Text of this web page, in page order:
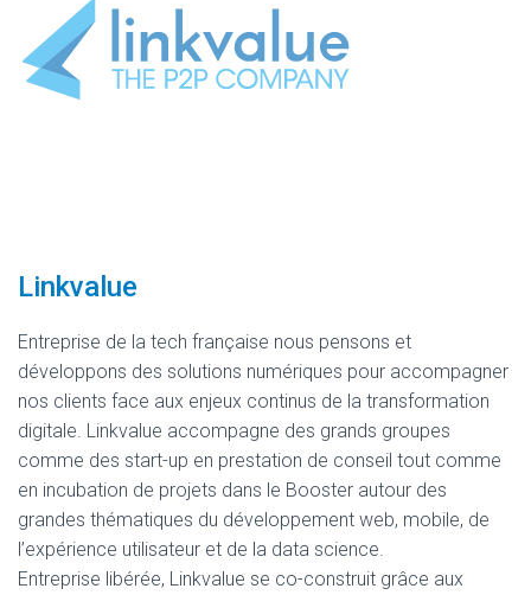
Linkvalue
Entreprise de la tech française nous pensons et
développons des solutions numériques pour accompagner
nos clients face aux enjeux continus de la transformation
digitale. Linkvalue accompagne des grands groupes
comme des start-up en prestation de conseil tout comme
en incubation de projets dans le Booster autour des
grandes thématiques du développement web, mobile, de
l’expérience utilisateur et de la data science.
Entreprise libérée, Linkvalue se co-construit grâce aux